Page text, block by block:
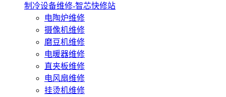
制冷设备维修-智芯快修站
电陶炉维修
摄像机维修
磨豆机维修
电暖器维修
直夹板维修
电风扇维修
挂烫机维修